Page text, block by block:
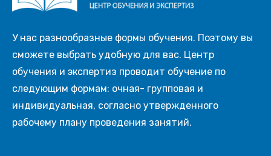
У нас разнообразные формы обучения. Поэтому вы
сможете выбрать удобную для вас. Центр
обучения и экспертиз проводит обучение по
следующим формам: очная- групповая и
индивидуальная, согласно утвержденного
рабочему плану проведения занятий.